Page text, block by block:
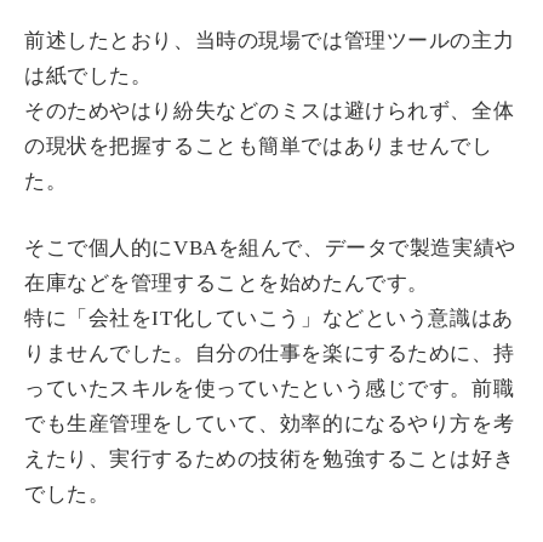
前述したとおり、当時の現場では管理ツールの主力
は紙でした。
そのためやはり紛失などのミスは避けられず、全体
の現状を把握することも簡単ではありませんでし
た。
そこで個人的にVBAを組んで、データで製造実績や
在庫などを管理することを始めたんです。
特に「会社をIT化していこう」などという意識はあ
りませんでした。自分の仕事を楽にするために、持
っていたスキルを使っていたという感じです。前職
でも生産管理をしていて、効率的になるやり方を考
えたり、実行するための技術を勉強することは好き
でした。